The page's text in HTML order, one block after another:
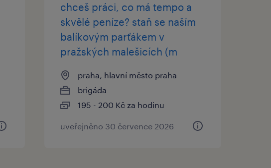
chceš práci, co má tempo a
skvělé peníze? staň se naším
balíkovým parťákem v
pražských malešicích (m
praha, hlavní město praha
brigáda
195 - 200 Kč za hodinu
uveřejněno 30 července 2026